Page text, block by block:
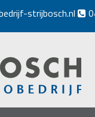
strijbosch.nl 